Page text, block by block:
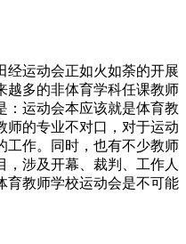
经运动会正如火如荼的开展
越多的非体育学科任课教师
：运动会本应该就是体育教
师的专业不对口，对于运动
工作。同时，也有不少教师
涉及开幕、裁判、工作人
育教师学校运动会是不可能